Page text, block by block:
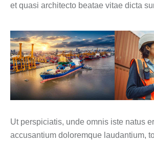
et quasi architecto beatae vitae dicta
Ut perspiciatis, unde omnis iste natus
accusantium doloremque laudantium,